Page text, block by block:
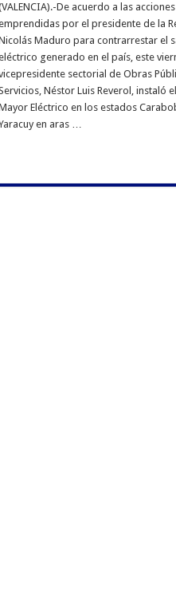
De acuerdo a las acciones
por el presidente de la
Maduro para contrarrestar el
generado en el país, este
sectorial de Obras
Néstor Luis Reverol, instaló
Eléctrico en los estados
en aras …